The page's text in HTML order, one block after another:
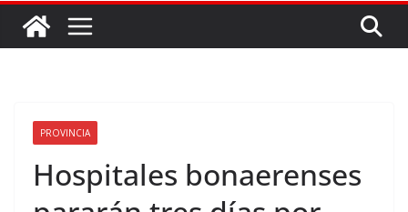
PROVINCIA
Hospitales bonaerenses